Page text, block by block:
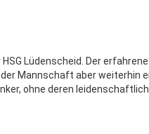
Lüdenscheid. Der erfahrene
Mannschaft aber weiterhin
ohne deren